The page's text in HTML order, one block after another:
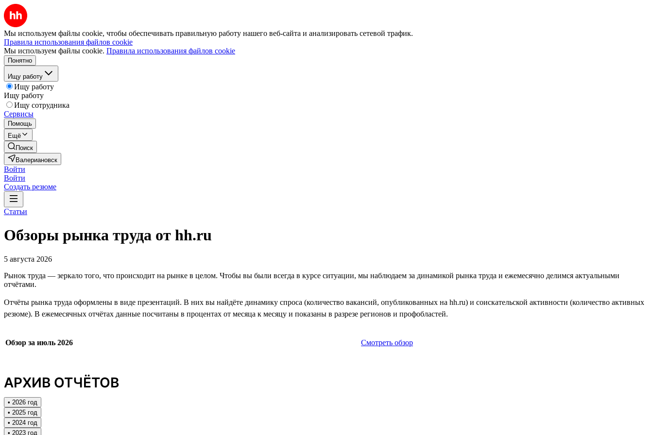
Мы используем файлы cookie, чтобы обеспечивать правильную работу нашего веб-сайта и анализировать сетевой трафик.
Правила использования файлов cookie
Мы используем файлы cookie. Правила использования файлов cookie
Понятно
Ищу работу
Ищу работу
Ищу работу
Ищу сотрудника
Сервисы
Помощь
Ещё
Поиск
Валериановск
Войти
Войти
Создать резюме
Статьи
Обзоры рынка труда от hh.ru
5 августа 2026
Рынок труда — зеркало того, что происходит на рынке в целом. Чтобы вы были всегда в курсе ситуации, мы наблюдаем за динамикой рынка труда и ежемесячно делимся актуальными
отчётами.
Отчёты рынка труда оформлены в виде презентаций. В них вы найдёте динамику спроса (количество вакансий, опубликованных на hh.ru) и соискательской активности (количество активных
резюме). В ежемесячных отчётах данные посчитаны в процентах от месяца к месяцу и показаны в разрезе регионов и профобластей.
Обзор за июль 2026 Смотреть обзор
АРХИВ ОТЧЁТОВ
• 2026 год
• 2025 год
• 2024 год
• 2023 год